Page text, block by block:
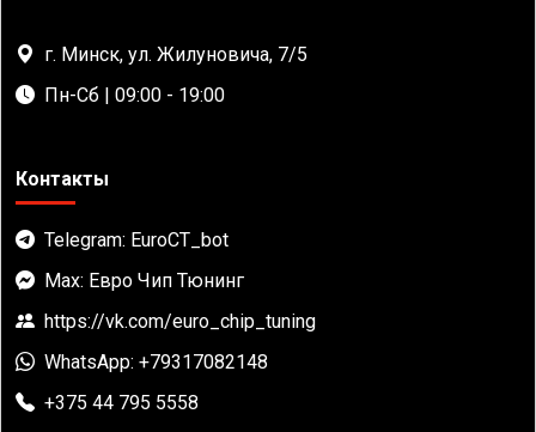
г. Минск, ул. Жилуновича, 7/5
Пн-Сб | 09:00 - 19:00
Контакты
Telegram: EuroCT_bot
Max: Евро Чип Тюнинг
https://vk.com/euro_chip_tuning
WhatsApp: +79317082148
+375 44 795 5558